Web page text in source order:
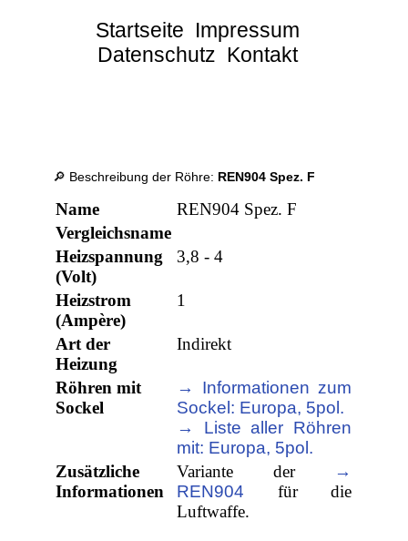
Startseite Impressum
Datenschutz Kontakt
🔎 Beschreibung der Röhre: REN904 Spez. F
Name
REN904 Spez. F
Vergleichsname
Heizspannung
(Volt)
3,8 - 4
Heizstrom
(Ampère)
1
Art der
Heizung
Indirekt
Röhren mit
Sockel
→ Informationen zum
Sockel: Europa, 5pol.
→ Liste aller Röhren
mit: Europa, 5pol.
Zusätzliche
Informationen
Variante der
→
REN904 für die
Luftwaffe.